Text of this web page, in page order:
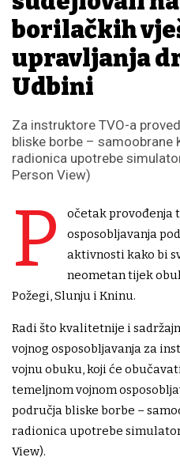
borilačkih
upravljanja
Udbini
Za instruktore TVO-a
bliske borbe – samoobrane
radionica upotrebe
Person View)
P
očetak provođenja
osposobljavanja
aktivnosti kako bi
neometan tijek
Požegi, Slunju i Kninu.
Radi što kvalitetnije i
vojnog osposobljavanja za
vojnu obuku, koji će
temeljnom vojnom
područja bliske borbe –
radionica upotrebe
View).